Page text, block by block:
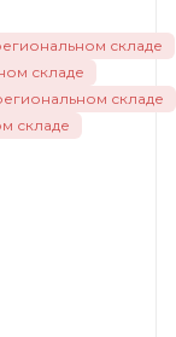
складе
складе
складе
складе